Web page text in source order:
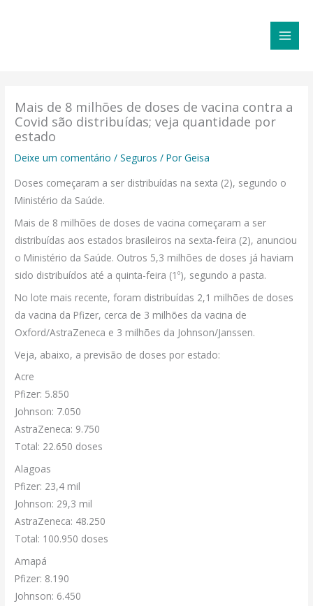
Mais de 8 milhões de doses de vacina contra a
Covid são distribuídas; veja quantidade por
estado
Deixe um comentário /Seguros / PorGeisa
Doses começaram a ser distribuídas na sexta (2), segundo o
Ministério da Saúde.
Mais de 8 milhões de doses de vacina começaram a ser
distribuídas aos estados brasileiros na sexta-feira (2), anunciou
o Ministério da Saúde. Outros 5,3 milhões de doses já haviam
sido distribuídos até a quinta-feira (1º), segundo a pasta.
No lote mais recente, foram distribuídas 2,1 milhões de doses
da vacina da Pfizer, cerca de 3 milhões da vacina de
Oxford/AstraZeneca e 3 milhões da Johnson/Janssen.
Veja, abaixo, a previsão de doses por estado:
Acre
Pfizer: 5.850
Johnson: 7.050
AstraZeneca: 9.750
Total: 22.650 doses
Alagoas
Pfizer: 23,4 mil
Johnson: 29,3 mil
AstraZeneca: 48.250
Total: 100.950 doses
Amapá
Pfizer: 8.190
Johnson: 6.450